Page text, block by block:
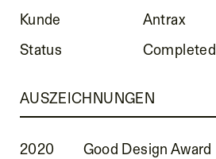
Kunde
Antrax
Status
Completed
AUSZEICHNUNGEN
2020 Good Design Award